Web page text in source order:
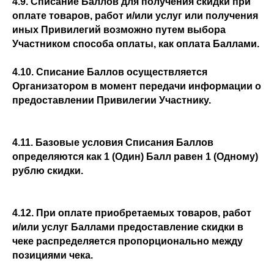
оплате товаров, работ и/или услуг или получения
иных Привилегий возможно путем выбора
Участником способа оплаты, как оплата Баллами.
4.10. Списание Баллов осуществляется
Организатором в момент передачи информации о
предоставлении Привилегии Участнику.
4.11. Базовые условия Списания Баллов
определяются как 1 (Один) Балл равен 1 (Одному)
рублю скидки.
4.12. При оплате приобретаемых товаров, работ
и/или услуг Баллами предоставление скидки в
чеке распределяется пропорционально между
позициями чека.